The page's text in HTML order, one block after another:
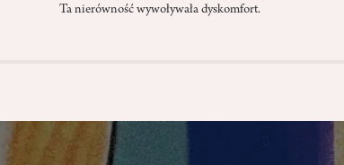
Ta nierówność wywoływała dyskomfort.